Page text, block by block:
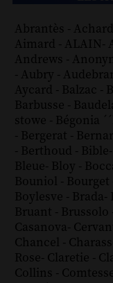
Abrantès - Achard
Aimard - ALAIN-
Andrews -
- Aubry -
Aycard - Balzac -
Barbusse -
stowe - Bégonia
- Bergerat -
- Berthoud - Bible-
Bleue- Bloy -
Bouniol - Bourget
Boylesve - Brada-
Bruant - Brussolo
Casanova-
Chancel -
Rose- Claretie -
Collins -